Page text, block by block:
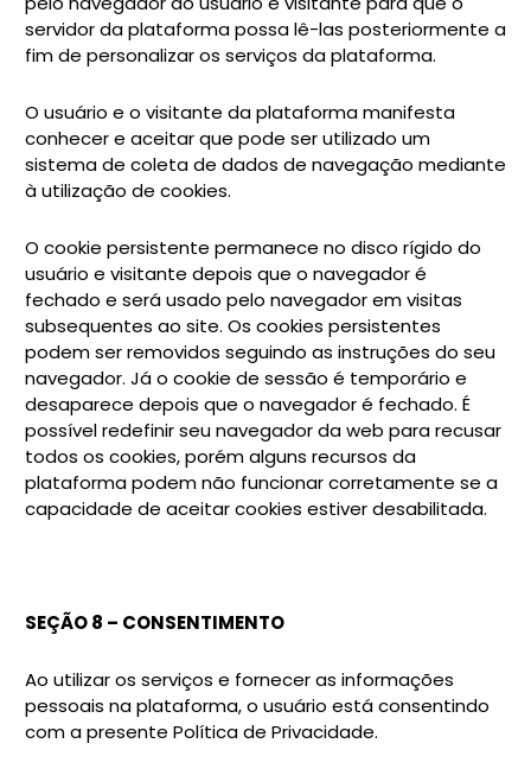
servidor da plataforma possa lê-las posteriormente a
fim de personalizar os serviços da plataforma.
O usuário e o visitante da plataforma manifesta
conhecer e aceitar que pode ser utilizado um
sistema de coleta de dados de navegação mediante
à utilização de cookies.
O cookie persistente permanece no disco rígido do
usuário e visitante depois que o navegador é
fechado e será usado pelo navegador em visitas
subsequentes ao site. Os cookies persistentes
podem ser removidos seguindo as instruções do seu
navegador. Já o cookie de sessão é temporário e
desaparece depois que o navegador é fechado. É
possível redefinir seu navegador da web para recusar
todos os cookies, porém alguns recursos da
plataforma podem não funcionar corretamente se a
capacidade de aceitar cookies estiver desabilitada.
SEÇÃO 8 – CONSENTIMENTO
Ao utilizar os serviços e fornecer as informações
pessoais na plataforma, o usuário está consentindo
com a presente Política de Privacidade.